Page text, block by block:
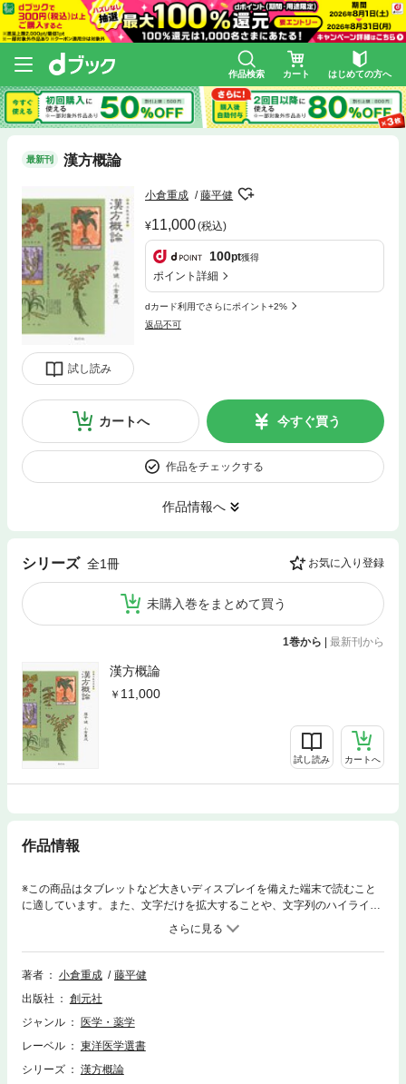
作品検索 カート はじめての方へ
最新刊 漢方概論
試し読み
小倉重成 藤平健
11,000(税込)
100pt獲得
ポイント詳細
dカード利用でさらにポイント+2%
返品不可
カートへ 今すぐ買う
作品をチェックする
作品情報へ
シリーズ 全1冊 お気に入り登録
未購入巻をまとめて買う
1巻から | 最新刊から
漢方概論
11,000
試し読み カートへ
作品情報
※この商品はタブレットなど大きいディスプレイを備えた端末で読むこと
に適しています。また、文字だけを拡大することや、文字列のハイライ
ト、検索、辞書の参照、引用などの機能が使用できません。現代医学と対
比しつつ漢方古典の内容を新鮮な角度で捉え、その本質を簡明直截に明ら
かにすると共に、300余の処方応用例を挙げて症候別・病名別に治療の実
際を教える医学概論。
著者 小倉重成
藤平健
出版社
創元社
ジャンル
医学・薬学
レーベル
東洋医学選書
シリーズ
漢方概論